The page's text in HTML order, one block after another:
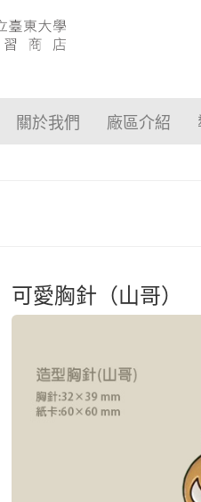
關於我們 廠區介紹
可愛胸針（山哥）